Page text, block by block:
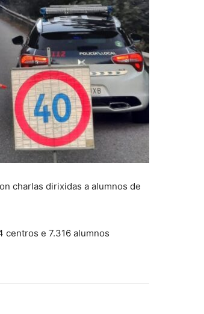
charlas dirixidas a alumnos de
centros e 7.316 alumnos